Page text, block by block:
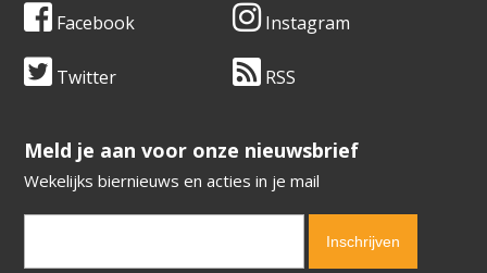
Facebook Instagram
Twitter RSS
​​​​​​​Meld je aan voor onze nieuwsbrief
Wekelijks biernieuws en acties in je mail